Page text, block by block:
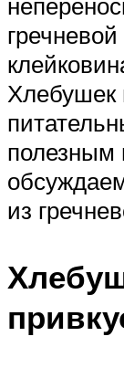
Хлебушек
полезным
из